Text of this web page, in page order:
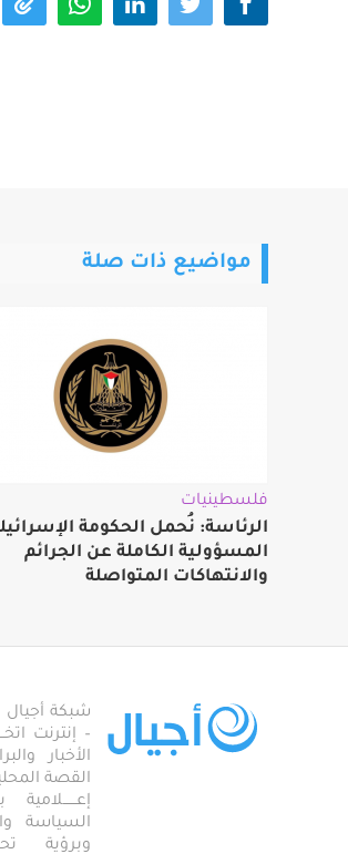
مواضيع ذات صلة
فلسطينيات
الرئاسة: نُحمل الحكومة
المسؤولية الكاملة عن الجرائم
والانتهاكات المتواصلة
شبكة أجيال
– إنترنت
الأخبار
القصة المحلية
إعــــــلامية
السياسة
وبرؤية